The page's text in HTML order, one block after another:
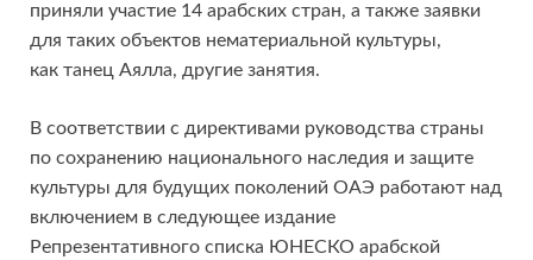
приняли участие 14 арабских стран, а также заявки
для таких объектов нематериальной культуры,
как танец Аялла, другие занятия.
В соответствии с директивами руководства страны
по сохранению национального наследия и защите
культуры для будущих поколений ОАЭ работают над
включением в следующее издание
Репрезентативного списка ЮНЕСКО арабской